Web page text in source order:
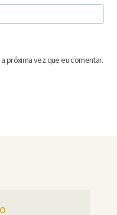
próxima vez que eu comentar.